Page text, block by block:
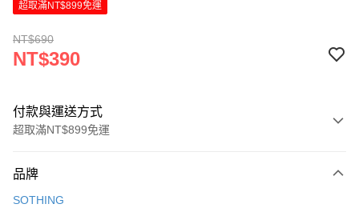
超取滿NT$899免運
NT$690
NT$390
付款與運送方式
超取滿NT$899免運
信用卡一次付款
品牌
SOTHING